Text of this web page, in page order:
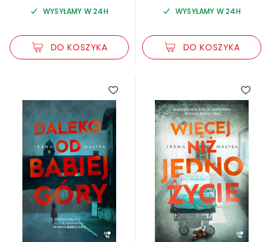
WYSYŁAMY W 24H
DO KOSZYKA
WYSYŁAMY W 24H
DO KOSZYKA